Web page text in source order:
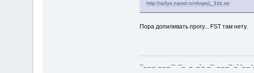
http://ra3yo.narod.ru/vfoqrs1_31b.rar
Пора допиливать прогу... FST там нету.
--_ _ _ _ _ _ -- --_ _ _-_ _-- _ _ _-- _- -_ _ -_